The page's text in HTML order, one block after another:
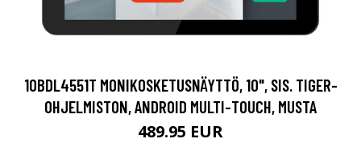
10BDL4551T MONIKOSKETUSNÄYTTÖ, 10", SIS. TIGER-
OHJELMISTON, ANDROID MULTI-TOUCH, MUSTA
489.95 EUR